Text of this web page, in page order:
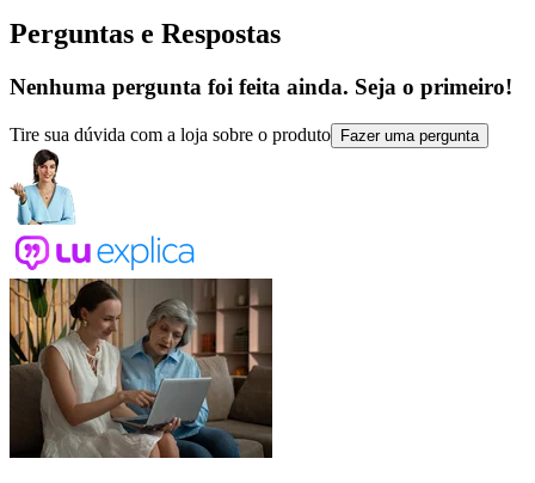
Perguntas e Respostas
Nenhuma pergunta foi feita ainda. Seja o primeiro!
Tire sua dúvida com a loja sobre o produto Fazer uma pergunta